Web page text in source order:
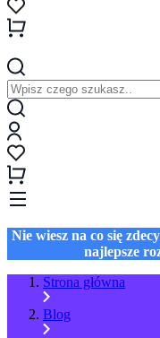
Nie wiesz na co się
najlepsze
Strona główna
Blog